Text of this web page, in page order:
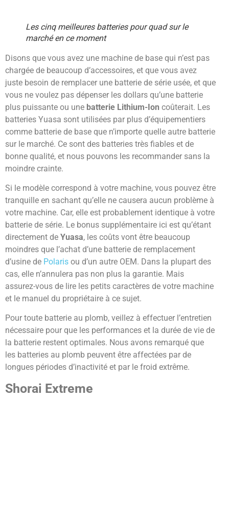
Les cinq meilleures batteries pour quad sur le
marché en ce moment
Disons que vous avez une machine de base qui n’est pas
chargée de beaucoup d’accessoires, et que vous avez
juste besoin de remplacer une batterie de série usée, et que
vous ne voulez pas dépenser les dollars qu’une batterie
plus puissante ou une batterie Lithium-Ion coûterait. Les
batteries Yuasa sont utilisées par plus d’équipementiers
comme batterie de base que n’importe quelle autre batterie
sur le marché. Ce sont des batteries très fiables et de
bonne qualité, et nous pouvons les recommander sans la
moindre crainte.
Si le modèle correspond à votre machine, vous pouvez être
tranquille en sachant qu’elle ne causera aucun problème à
votre machine. Car, elle est probablement identique à votre
batterie de série. Le bonus supplémentaire ici est qu’étant
directement de Yuasa, les coûts vont être beaucoup
moindres que l’achat d’une batterie de remplacement
d’usine de Polaris ou d’un autre OEM. Dans la plupart des
cas, elle n’annulera pas non plus la garantie. Mais
assurez-vous de lire les petits caractères de votre machine
et le manuel du propriétaire à ce sujet.
Pour toute batterie au plomb, veillez à effectuer l’entretien
nécessaire pour que les performances et la durée de vie de
la batterie restent optimales. Nous avons remarqué que
les batteries au plomb peuvent être affectées par de
longues périodes d’inactivité et par le froid extrême.
Shorai Extreme